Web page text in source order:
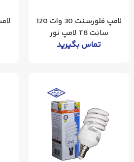
لامپ فلورسنت 30 وات 120
سانت T8 لامپ نور
تماس بگیرید